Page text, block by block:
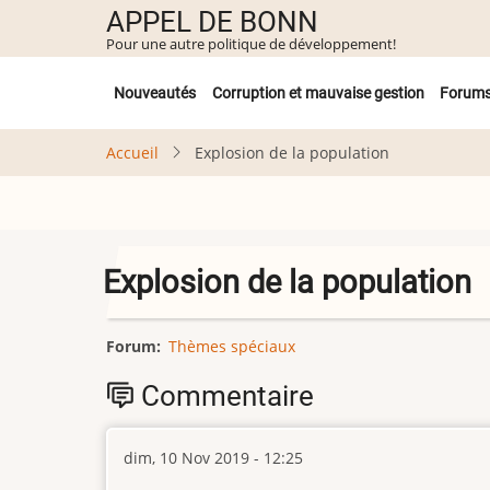
contenu
APPEL DE BONN
Pour une autre politique de développement!
Untermenü
Nouveautés Corruption et mauvaise gestion
Accueil Explosion de la population
Explosion de la population
Forum Thèmes spéciaux
Commentaire
dim, 10 Nov 2019 - 12:25